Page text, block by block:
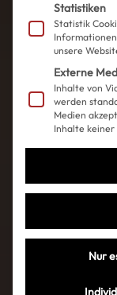
Statistiken
Statistik
unsere
Externe
Inhalte von
werden
Medien
Inhalte keiner
Nur